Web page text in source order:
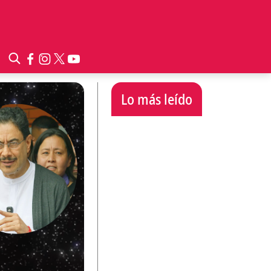
Lo más leído